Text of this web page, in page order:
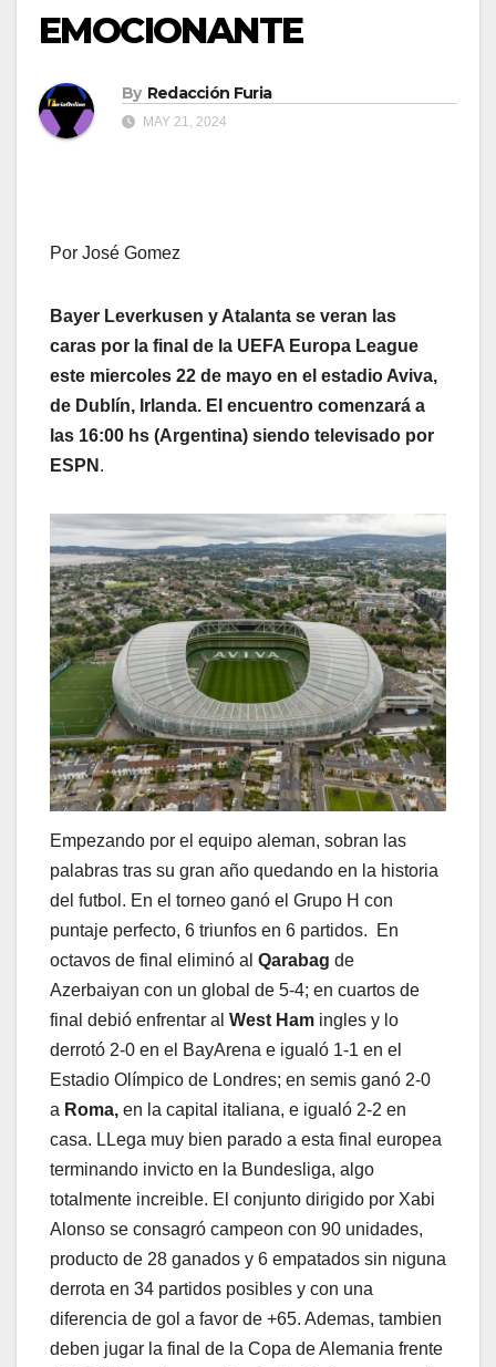
EMOCIONANTE
By Redacción Furia
MAY 21, 2024
Por José Gomez
Bayer Leverkusen y Atalanta se veran las
caras por la final de la UEFA Europa League
este miercoles 22 de mayo en el estadio Aviva,
de Dublín, Irlanda. El encuentro comenzará a
las 16:00 hs (Argentina) siendo televisado por
ESPN .
Empezando por el equipo aleman, sobran las
palabras tras su gran año quedando en la historia
del futbol. En el torneo ganó el Grupo H con
puntaje perfecto, 6 triunfos en 6 partidos. En
octavos de final eliminó al Qarabag de
Azerbaiyan con un global de 5-4; en cuartos de
final debió enfrentar al West Ham ingles y lo
derrotó 2-0 en el BayArena e igualó 1-1 en el
Estadio Olímpico de Londres; en semis ganó 2-0
a Roma, en la capital italiana, e igualó 2-2 en
casa. LLega muy bien parado a esta final europea
terminando invicto en la Bundesliga, algo
totalmente increible. El conjunto dirigido por Xabi
Alonso se consagró campeon con 90 unidades,
producto de 28 ganados y 6 empatados sin niguna
derrota en 34 partidos posibles y con una
diferencia de gol a favor de +65. Ademas, tambien
deben jugar la final de la Copa de Alemania frente